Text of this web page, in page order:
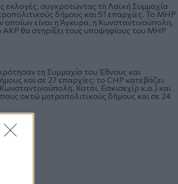
εκλογές, συγκροτώντας τη Λαϊκή Συμμαχία
δήμους και 51 επαρχίες. Το MHP
είναι η Άγκυρα, η Κωνσταντινούπολη,
AKP θα στηρίξει τους υποψηφίους του MHP
τη Συμμαχία του Έθνους και
και σε 27 επαρχίες: το CHP κατεβάζει
Χατάι, Εσκισεχίρ κ.α.) και
οκτώ μητροπολιτικούς δήμους και σε 24